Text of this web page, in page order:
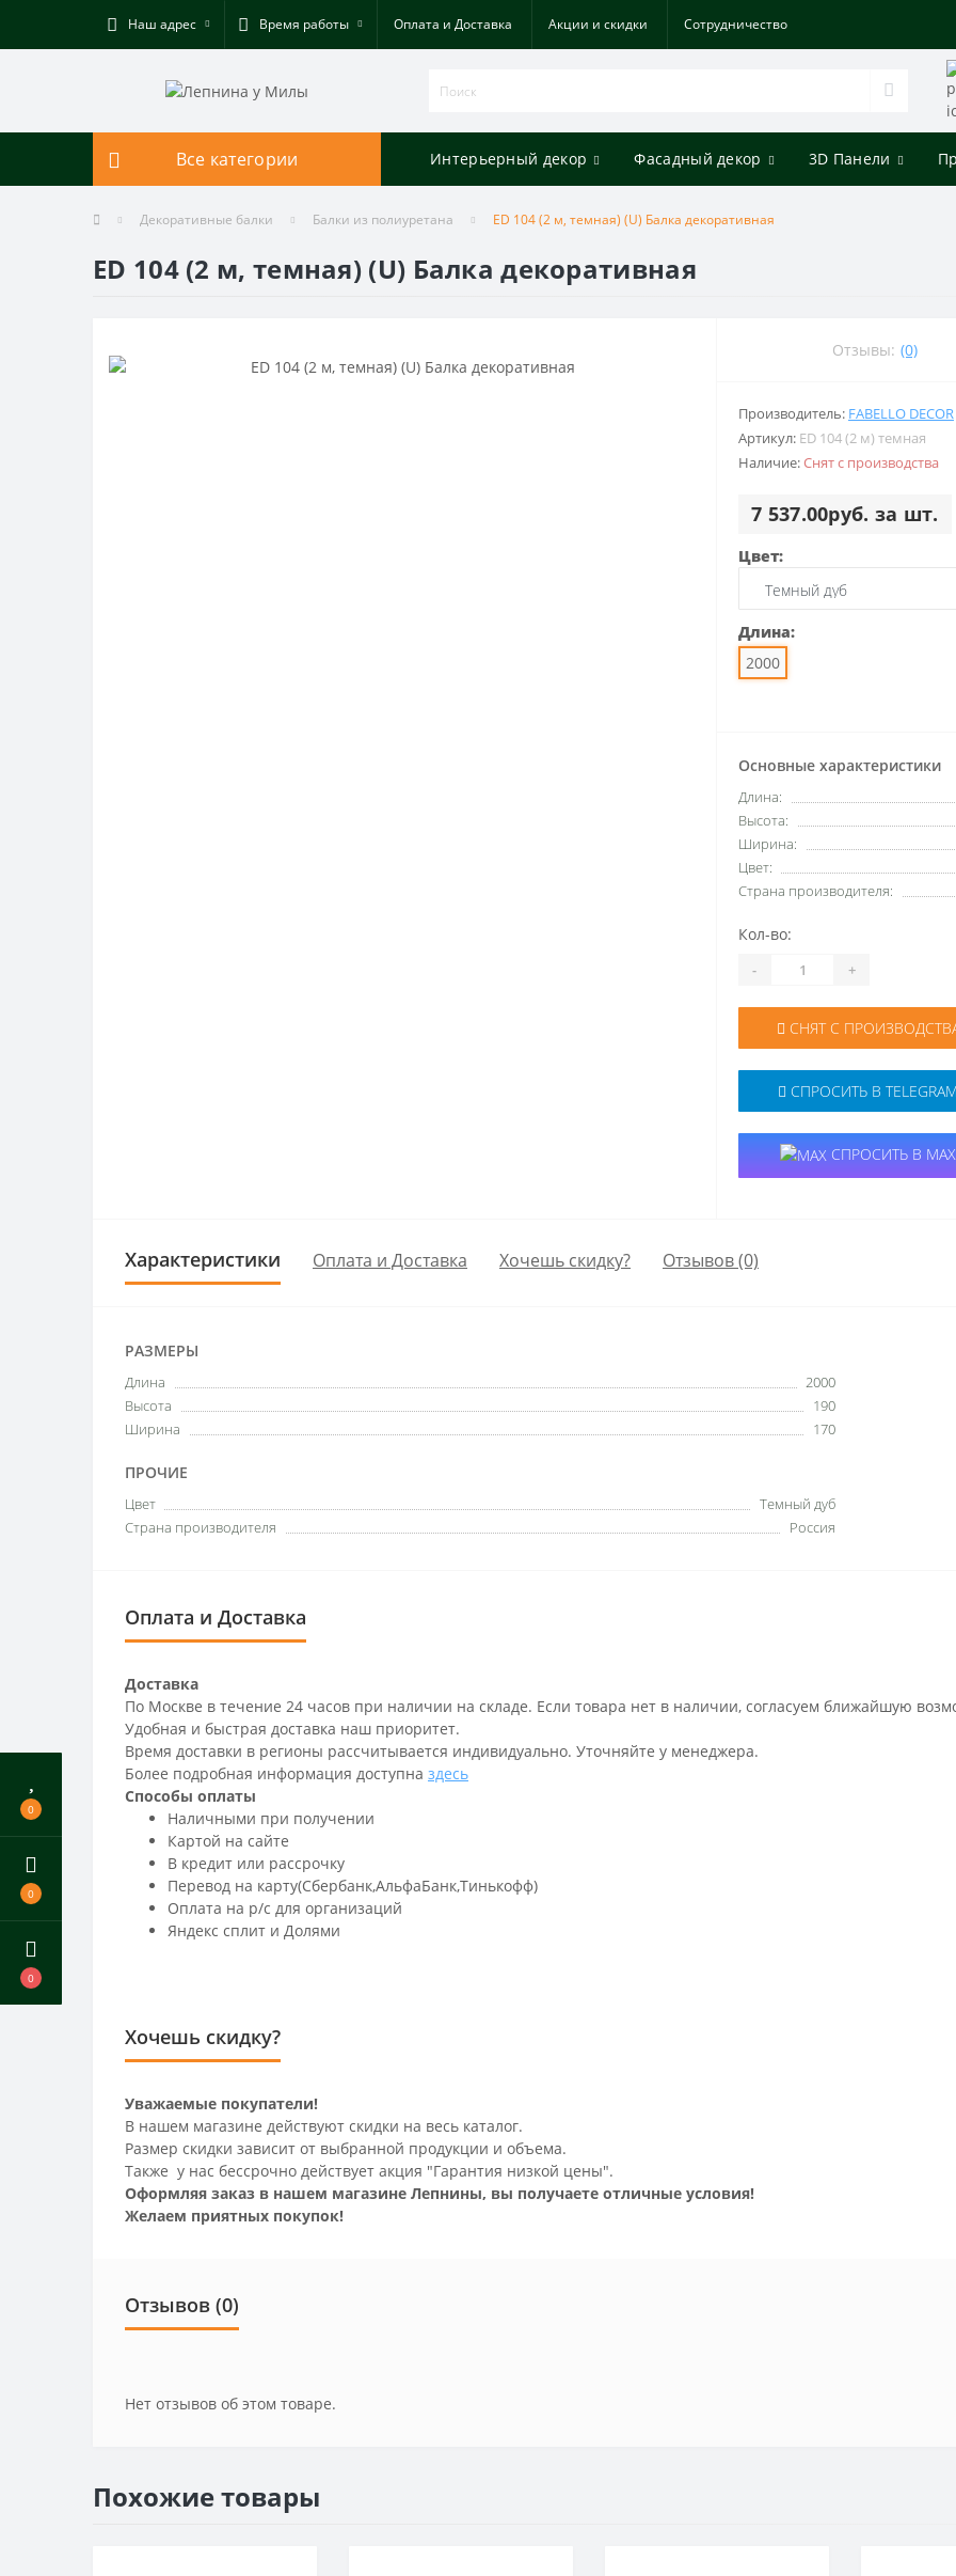
0
0
0
Наш адрес Время работы Оплата и Доставка Акции и скидки Cотрудничество
Все категории Интерьерный декор Фасадный декор 3D Панели
Декоративные балки Балки из полиуретана ED 104 (2 м, темная) (U) Балка декоративная
ED 104 (2 м, темная) (U) Балка декоративная
Отзывы: (0)
Производитель: FABELLO DECOR
Артикул: ED 104 (2 м) темная
Наличие:Снят с производства
7 537.00руб. за шт.
Цвет:
Длина:
2000
Основные характеристики
Длина:
Высота:
Ширина:
Цвет:
Страна производителя:
Кол-во:
- +
СНЯТ С
СПРОСИТЬ В TELEGRAM
СПРОСИТЬ В MAX
Характеристики Оплата и Доставка Хочешь скидку? Отзывов (0)
РАЗМЕРЫ
Длина
2000
Высота
190
Ширина
170
ПРОЧИЕ
Цвет
Темный дуб
Страна производителя
Россия
Оплата и Доставка
Доставка
По Москве в течение 24 часов при наличии на складе. Если товара нет в наличии, согласуем ближайшую
Удобная и быстрая доставка наш приоритет.
Время доставки в регионы рассчитывается индивидуально. Уточняйте у менеджера.
Более подробная информация доступна здесь
Способы оплаты
Наличными при получении
Картой на сайте
В кредит или рассрочку
Перевод на карту(Сбербанк,АльфаБанк,Тинькофф)
Оплата на р/c для организаций
Яндекс сплит и Долями
Хочешь скидку?
Уважаемые покупатели!
В нашем магазине действуют скидки на весь каталог.
Размер скидки зависит от выбранной продукции и объема.
Также у нас бессрочно действует акция "Гарантия низкой цены".
Оформляя заказ в нашем магазине Лепнины, вы получаете отличные условия!
Желаем приятных покупок!
Отзывов (0)
Нет отзывов об этом товаре.
Похожие товары